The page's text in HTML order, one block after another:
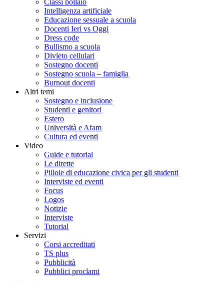
Classi pollaio
Intelligenza artificiale
Educazione sessuale a scuola
Docenti Ieri vs Oggi
Dress code
Bullismo a scuola
Divieto cellulari
Sostegno docenti
Sostegno scuola – famiglia
Burnout docenti
Altri temi
Sostegno e inclusione
Studenti e genitori
Estero
Università e Afam
Cultura ed eventi
Video
Guide e tutorial
Le dirette
Pillole di educazione civica per gli studenti
Interviste ed eventi
Focus
Logos
Notizie
Interviste
Tutorial
Servizi
Corsi accreditati
TS plus
Pubblicità
Pubblici proclami